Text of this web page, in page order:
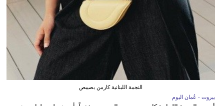
النجمة اللبنانية كارمن بصيبص
بيروت - عُمان اليوم